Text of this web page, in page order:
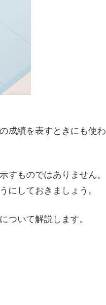
成績を表すときにも使わ
すものではありません。
にしておきましょう。
ついて解説します。